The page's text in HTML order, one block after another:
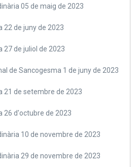
05 de maig de 2023
22 de juny de 2023
27 de juliol de 2023
de Sancogesma 1 de juny de 2023
21 de setembre de 2023
26 d'octubre de 2023
10 de novembre de 2023
29 de novembre de 2023